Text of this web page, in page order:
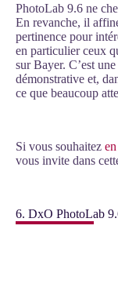
PhotoLab 9.6 ne
En revanche, il
pertinence pour
en particulier ceux
sur Bayer. C’est
démonstrative et,
ce que beaucoup
Si vous souhaitez
vous invite dans
6. DxO PhotoLab